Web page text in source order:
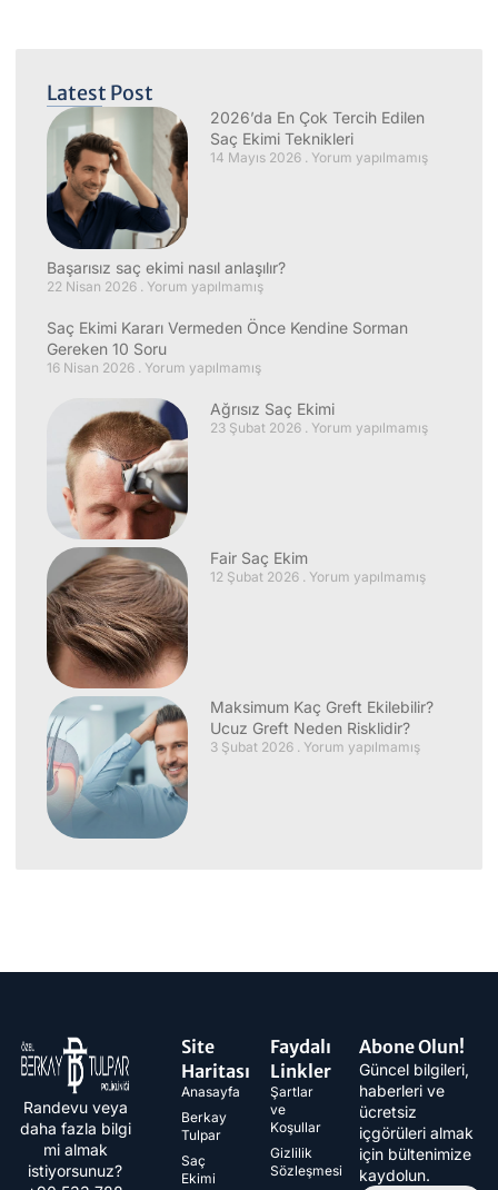
Latest Post
2026’da En Çok Tercih Edilen
Saç Ekimi Teknikleri
14 Mayıs 2026 Yorum yapılmamış
Başarısız saç ekimi nasıl anlaşılır?
22 Nisan 2026 Yorum yapılmamış
Saç Ekimi Kararı Vermeden Önce Kendine Sorman
Gereken 10 Soru
16 Nisan 2026 Yorum yapılmamış
Ağrısız Saç Ekimi
23 Şubat 2026 Yorum yapılmamış
Fair Saç Ekim
12 Şubat 2026 Yorum yapılmamış
Maksimum Kaç Greft Ekilebilir?
Ucuz Greft Neden Risklidir?
3 Şubat 2026 Yorum yapılmamış
Randevu veya
daha fazla bilgi
mi almak
istiyorsunuz?
Site
Haritası
Anasayfa
Berkay
Tulpar
Saç
Ekimi
Faydalı
Linkler
Şartlar
ve
Koşullar
Gizlilik
Sözleşmesi
Abone Olun!
Güncel bilgileri,
haberleri ve
ücretsiz
içgörüleri almak
için bültenimize
kaydolun.